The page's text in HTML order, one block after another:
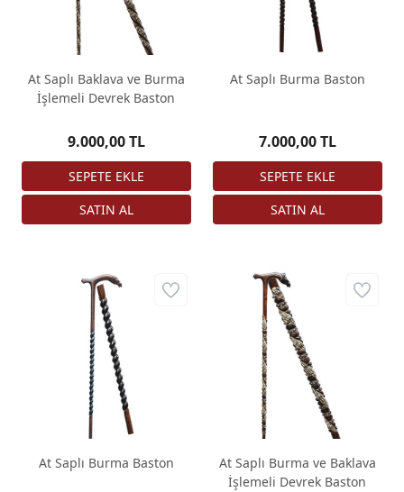
At Saplı Baklava ve Burma
İşlemeli Devrek Baston
9.000,00 TL
At Saplı Burma Baston
7.000,00 TL
At Saplı Burma Baston
At Saplı Burma ve Baklava
İşlemeli Devrek Baston